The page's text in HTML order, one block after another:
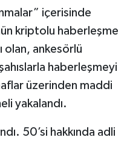
içerisinde
kriptolu haberleşme
olan, ankesörlü
haberleşmeyi
üzerinden maddi
yakalandı.
50’si hakkında adli